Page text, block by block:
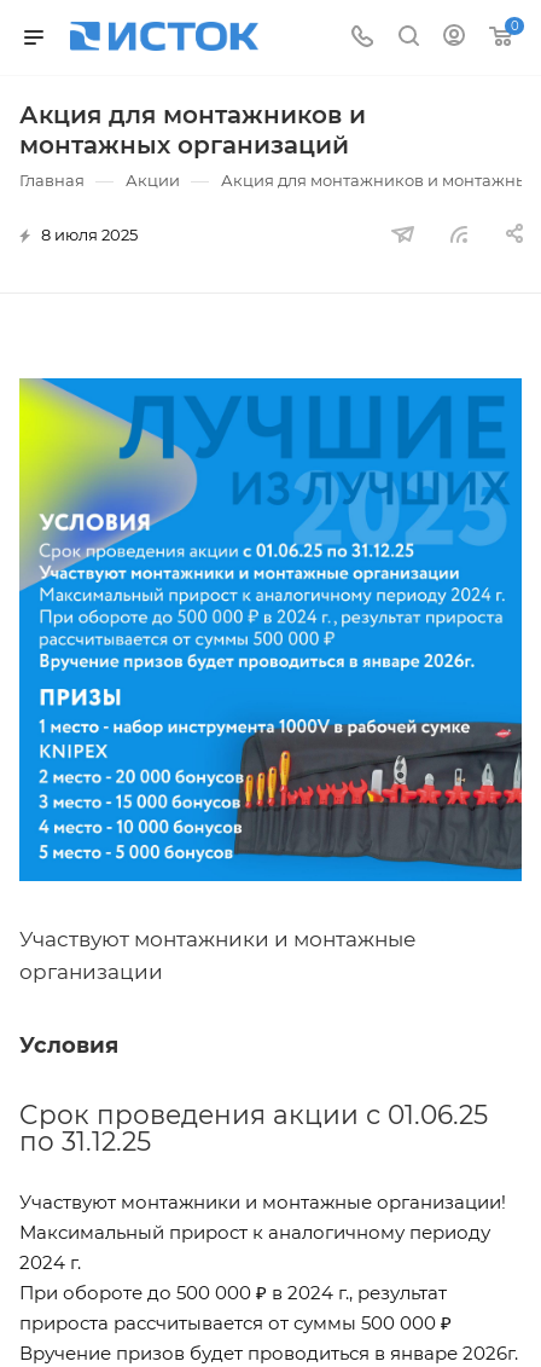
0
Акция для монтажников и
монтажных организаций
Главная — Акции — Акция для монтажников и монтажных
8 июля 2025
Участвуют монтажники и монтажные
организации
Условия
Cрок проведения акции с 01.06.25
по 31.12.25
Участвуют монтажники и монтажные организации!
Максимальный прирост к аналогичному периоду
2024 г.
При обороте до 500 000 ₽ в 2024 г., результат
прироста рассчитывается от суммы 500 000 ₽
Вручение призов будет проводиться в январе 2026г.